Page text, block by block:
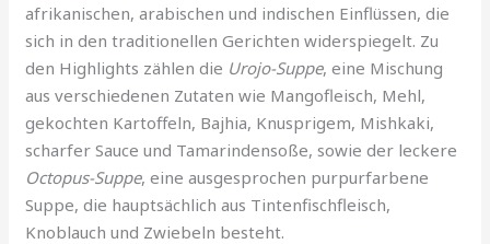
afrikanischen, arabischen und indischen Einflüssen, die
sich in den traditionellen Gerichten widerspiegelt. Zu
den Highlights zählen die Urojo-Suppe, eine Mischung
aus verschiedenen Zutaten wie Mangofleisch, Mehl,
gekochten Kartoffeln, Bajhia, Knusprigem, Mishkaki,
scharfer Sauce und Tamarindensoße, sowie der leckere
Octopus-Suppe, eine ausgesprochen purpurfarbene
Suppe, die hauptsächlich aus Tintenfischfleisch,
Knoblauch und Zwiebeln besteht.